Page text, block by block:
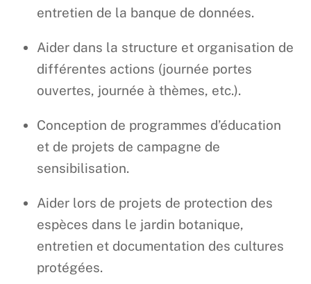
entretien de la banque de données.
Aider dans la structure et organisation de
différentes actions (journée portes
ouvertes, journée à thèmes, etc.).
Conception de programmes d’éducation
et de projets de campagne de
sensibilisation.
Aider lors de projets de protection des
espèces dans le jardin botanique,
entretien et documentation des cultures
protégées.